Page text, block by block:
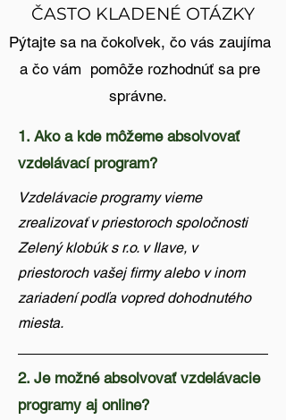
ČASTO KLADENÉ OTÁZKY
Pýtajte sa na čokoľvek, čo vás zaujíma
a čo vám pomôže rozhodnúť sa pre
správne.
1. Ako a kde môžeme absolvovať
vzdelávací program?
Vzdelávacie programy vieme
zrealizovať v priestoroch spoločnosti
Zelený klobúk s r.o. v Ilave, v
priestoroch vašej firmy alebo v inom
zariadení podľa vopred dohodnutého
miesta.
2. Je možné absolvovať vzdelávacie
programy aj online?